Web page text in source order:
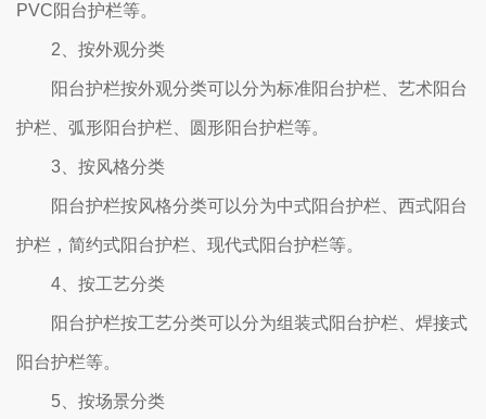
PVC阳台护栏等。
2、按外观分类
阳台护栏按外观分类可以分为标准阳台护栏、艺术阳台
护栏、弧形阳台护栏、圆形阳台护栏等。
3、按风格分类
阳台护栏按风格分类可以分为中式阳台护栏、西式阳台
护栏，简约式阳台护栏、现代式阳台护栏等。
4、按工艺分类
阳台护栏按工艺分类可以分为组装式阳台护栏、焊接式
阳台护栏等。
5、按场景分类